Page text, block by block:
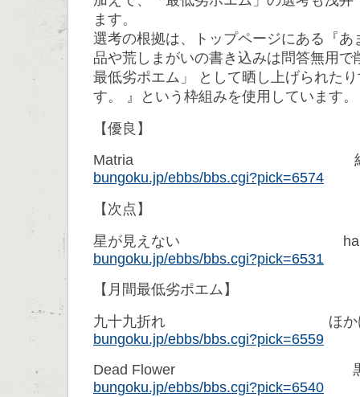
ます。
選考の根拠は、トップページにある『あ
品や荒しまがいの書き込みは問答無用で
最低劣ポエム」 として晒し上げられた
す。 』という枠組みを使用しています。
【優良】
Matria 紅
bungoku.jp/ebbs/bbs.cgi?pick=6574
【次点】
星が見えない
bungoku.jp/ebbs/bbs.cgi?pick=6531
【月間最低劣ポエム】
九十九折れ ほか
bungoku.jp/ebbs/bbs.cgi?pick=6559
Dead Flower 黒
bungoku.jp/ebbs/bbs.cgi?pick=6540